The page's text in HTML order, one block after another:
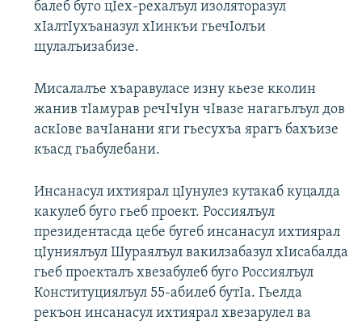
балеб буго цIех-рехалъул изоляторазул
хIалтIухъаназул хIинкъи гьечIолъи
щулалъизабизе.
Мисалалъе хъаравуласе изну кьезе кколин
жанив тIамурав речIчIун чIвазе нагагьлъул дов
аскIове вачIанани яги гьесухъа ярагъ бахъизе
къасд гьабулебани.
Инсанасул ихтиярал цIунулез кутакаб куцалда
какулеб буго гьеб проект. Россиялъул
президентасда цебе бугеб инсанасул ихтиярал
цIуниялъул Шураялъул вакилзабазул хIисабалда
гьеб проекталъ хвезабулеб буго Россиялъул
Конституциялъул 55-абилеб бутIа. Гьелда
рекъон инсанасул ихтиярал хвезарулел ва